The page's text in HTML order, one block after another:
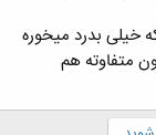
خیلی بدرد میخوره
متفاوته هم